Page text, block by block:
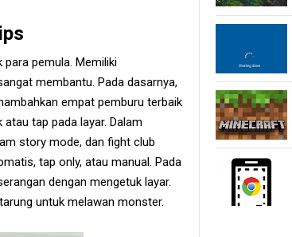
pemula. Memiliki
membantu. Pada dasarnya,
empat pemburu terbaik
tap pada layar. Dalam
story mode, dan fight club
tap only, atau manual. Pada
dengan mengetuk layar.
untuk melawan monster.